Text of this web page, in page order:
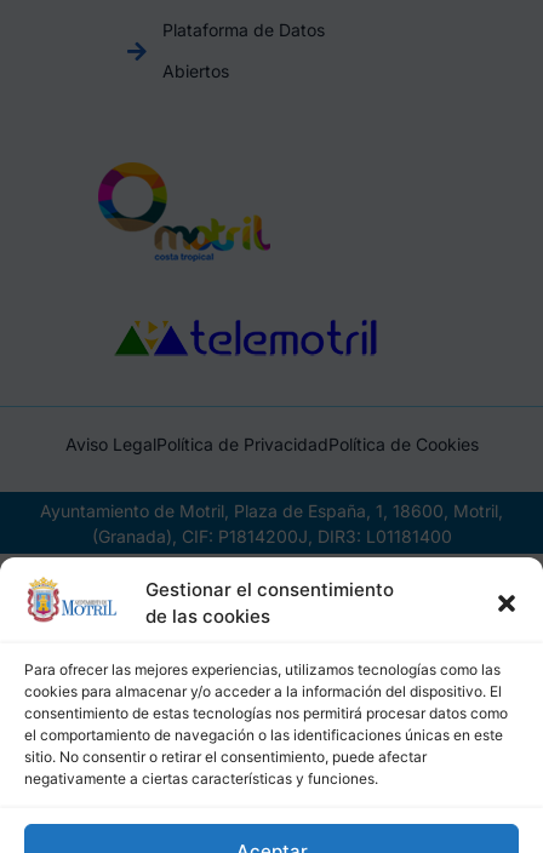
Gestionar el consentimiento
de las cookies
Para ofrecer las mejores experiencias, utilizamos tecnologías como las
cookies para almacenar y/o acceder a la información del dispositivo. El
consentimiento de estas tecnologías nos permitirá procesar datos como
el comportamiento de navegación o las identificaciones únicas en este
sitio. No consentir o retirar el consentimiento, puede afectar
negativamente a ciertas características y funciones.
Plataforma de Datos
Abiertos
Aviso LegalPolítica de PrivacidadPolítica de Cookies
Ayuntamiento de Motril, Plaza de España, 1, 18600, Motril,
(Granada), CIF: P1814200J, DIR3: L01181400